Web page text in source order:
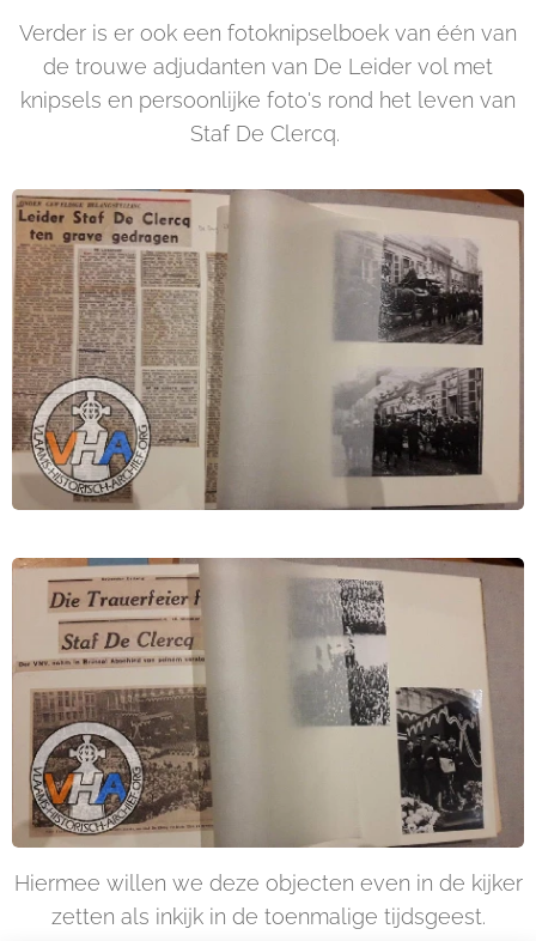
Verder is er ook een fotoknipselboek van één van
de trouwe adjudanten van De Leider vol met
knipsels en persoonlijke foto's rond het leven van
Staf De Clercq.
Hiermee willen we deze objecten even in de kijker
zetten als inkijk in de toenmalige tijdsgeest.